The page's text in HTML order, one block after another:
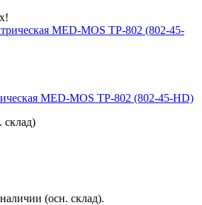
MED-MOS ТР-802 (802-45-HD)
склад)
(осн. склад).